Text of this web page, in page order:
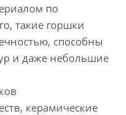
по
такие горшки
способны
и даже небольшие
керамические